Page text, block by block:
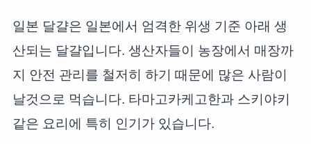
일본 달걀은 일본에서 엄격한 위생 기준 아래 생
산되는 달걀입니다. 생산자들이 농장에서 매장까
지 안전 관리를 철저히 하기 때문에 많은 사람이
날것으로 먹습니다. 타마고카케고한과 스키야키
같은 요리에 특히 인기가 있습니다.